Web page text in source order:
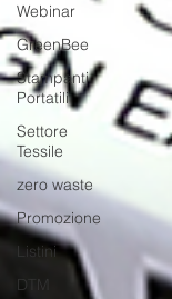
Webinar
GreenBee
Stampanti
Portatili
Settore
Tessile
zero waste
Promozione
Listini
DTM